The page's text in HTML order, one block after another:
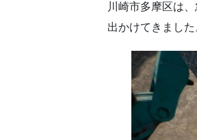
川崎市多摩区は
出かけてきました